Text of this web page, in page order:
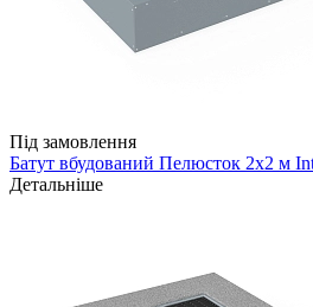
Під замовлення
Батут вбудований Пелюсток 2х2 м
Детальніше